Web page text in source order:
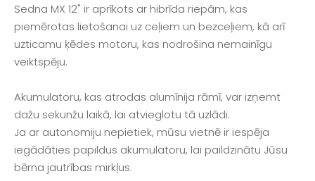
Sedna MX 12" ir aprīkots ar hibrīda riepām, kas
piemērotas lietošanai uz ceļiem un bezceļiem, kā arī
uzticamu ķēdes motoru, kas nodrošina nemainīgu
veiktspēju.
Akumulatoru, kas atrodas alumīnija rāmī, var izņemt
dažu sekunžu laikā, lai atvieglotu tā uzlādi.
Ja ar autonomiju nepietiek, mūsu vietnē ir iespēja
iegādāties papildus akumulatoru, lai paildzinātu Jūsu
bērna jautrības mirkļus.